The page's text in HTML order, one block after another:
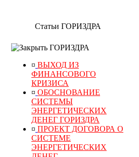
Статьи ГОРИЗДРА
ГОРИЗДРА
¤ ВЫХОД ИЗ
ФИНАНСОВОГО
КРИЗИСА
¤ ОБОСНОВАНИЕ
СИСТЕМЫ
ЭНЕРГЕТИЧЕСКИХ
ДЕНЕГ ГОРИЗДРА
¤ ПРОЕКТ ДОГОВОРА О
СИСТЕМЕ
ЭНЕРГЕТИЧЕСКИХ